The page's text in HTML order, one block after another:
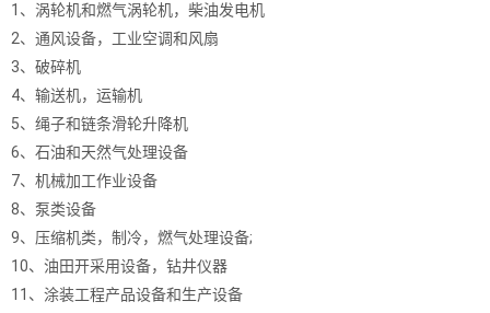
1、涡轮机和燃气涡轮机，柴油发电机
2、通风设备，工业空调和风扇
3、破碎机
4、输送机，运输机
5、绳子和链条滑轮升降机
6、石油和天然气处理设备
7、机械加工作业设备
8、泵类设备
9、压缩机类，制冷，燃气处理设备;
10、油田开采用设备，钻井仪器
11、涂装工程产品设备和生产设备